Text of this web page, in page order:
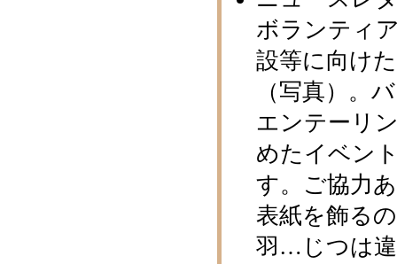
ボランティ
設等に向け
（写真）。
エンテーリ
めたイベン
す。ご協力
表紙を飾る
羽…じつは